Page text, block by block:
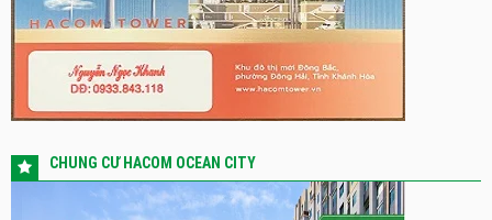
CHUNG CƯ HACOM OCEAN CITY